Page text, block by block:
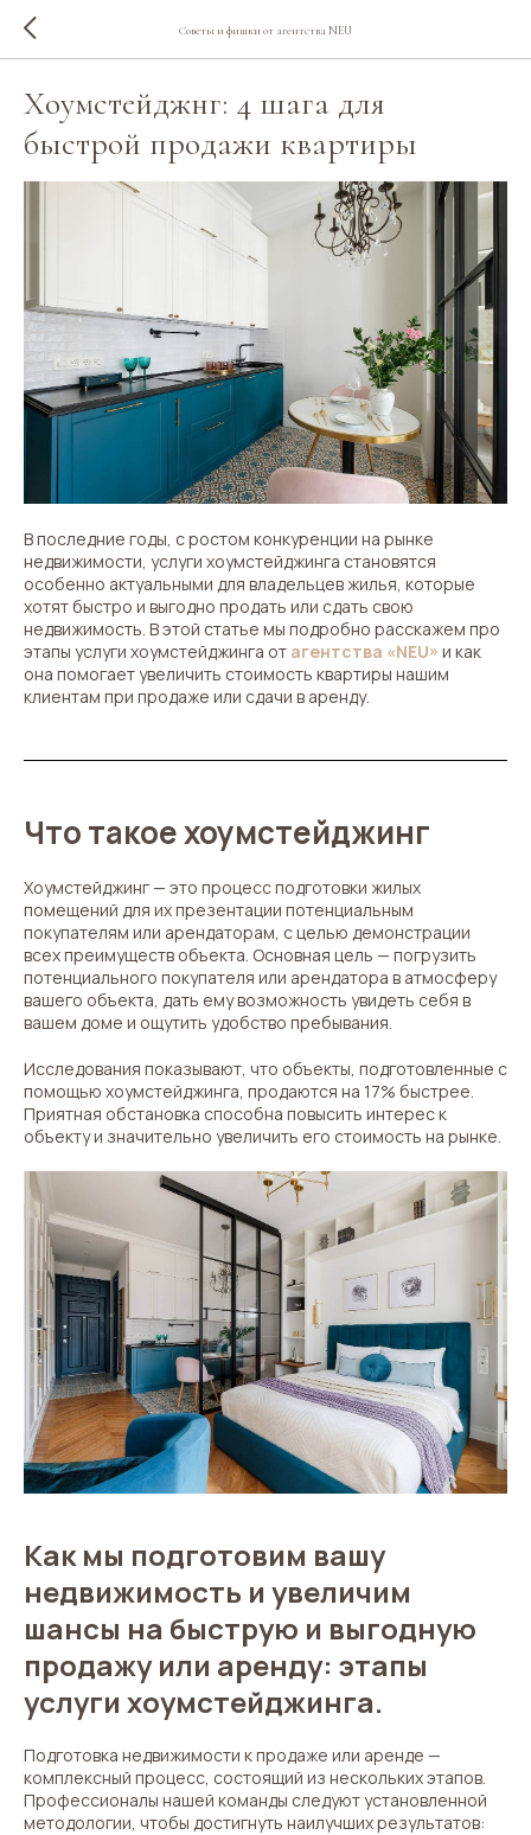
Советы и фишки от агентства NEU
Хоумстейджнг: 4 шага для
быстрой продажи квартиры
В последние годы, с ростом конкуренции на рынке
недвижимости, услуги хоумстейджинга становятся
особенно актуальными для владельцев жилья, которые
хотят быстро и выгодно продать или сдать свою
недвижимость. В этой статье мы подробно расскажем про
этапы услуги хоумстейджинга от агентства «NEU» и как
она помогает увеличить стоимость квартиры нашим
клиентам при продаже или сдачи в аренду.
Что такое хоумстейджинг
Хоумстейджинг — это процесс подготовки жилых
помещений для их презентации потенциальным
покупателям или арендаторам, с целью демонстрации
всех преимуществ объекта. Основная цель — погрузить
потенциального покупателя или арендатора в атмосферу
вашего объекта, дать ему возможность увидеть себя в
вашем доме и ощутить удобство пребывания.
Исследования показывают, что объекты, подготовленные с
помощью хоумстейджинга, продаются на 17% быстрее.
Приятная обстановка способна повысить интерес к
объекту и значительно увеличить его стоимость на рынке.
Как мы подготовим вашу
недвижимость и увеличим
шансы на быструю и выгодную
продажу или аренду: этапы
услуги хоумстейджинга.
Подготовка недвижимости к продаже или аренде —
комплексный процесс, состоящий из нескольких этапов.
Профессионалы нашей команды следуют установленной
методологии, чтобы достигнуть наилучших результатов: